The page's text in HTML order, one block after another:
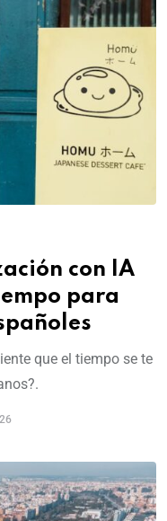
con IA
para
que el tiempo se te